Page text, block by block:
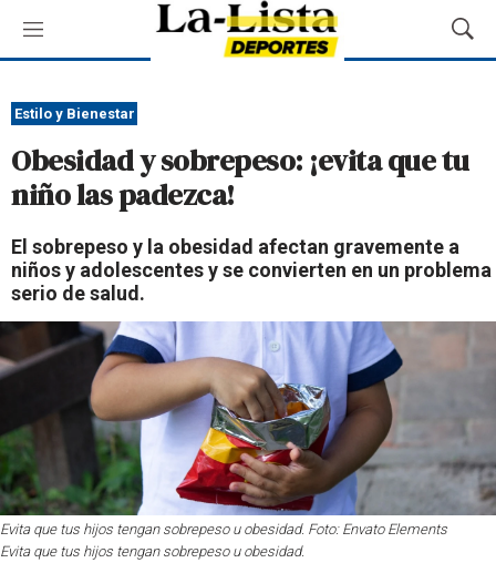
M
e
ú
M
o
a
r
q
e
Estilo y Bienestar
Obesidad y sobrepeso: ¡evita que tu
niño las padezca!
El sobrepeso y la obesidad afectan gravemente a
niños y adolescentes y se convierten en un problema
serio de salud.
Evita que tus hijos tengan sobrepeso u obesidad. Foto: Envato Elements
Evita que tus hijos tengan sobrepeso u obesidad.